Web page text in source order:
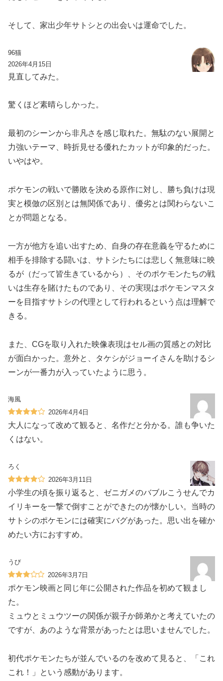
そして、家出少年サトシとの出会いは運命でした。
96猫
2026年4月15日
見直してみた。
驚くほど素晴らしかった。
最初のシーンから非凡さを感じ取れた。無駄のない展開と
力強いテーマ、時折見せる優れたカットが印象的だった。
いやはや。
ポケモンの戦いで勝敗を決める原作に対し、勝ち負けは現
実と模倣の区別とは無関係であり、優劣とは関わらないこ
とが問題となる。
一方が他方を追い出すため、自身の存在意義を守るために
相手を排除する闘いは、サトシたちには悲しく無意味に映
るが（だって皆生きているから）、そのポケモンたちの戦
いは生存を賭けたものであり、その実現はポケモンマスタ
ーを目指すサトシの代理として行われるという点は理解で
きる。
また、CGを取り入れた映像表現はセル画の質感との対比
が面白かった。意外と、タケシがジョーイさんを助けるシ
ーンが一番力が入っていたように思う。
海風
2026年4月4日
大人になって改めて観ると、名作だと分かる。誰も争いた
くはない。
ろく
2026年3月11日
小学生の頃を振り返ると、ゼニガメのバブルこうせんでカ
イリキーを一撃で倒すことができたのが懐かしい。当時の
サトシのポケモンには確実にバグがあった。思い出を確か
めたい方におすすめ。
うび
2026年3月7日
ポケモン映画と同じ年に公開された作品を初めて観まし
た。
ミュウとミュウツーの関係が親子か師弟かと考えていたの
ですが、あのような背景があったとは思いませんでした。
初代ポケモンたちが並んでいるのを改めて見ると、「これ
これ！」という感動があります。